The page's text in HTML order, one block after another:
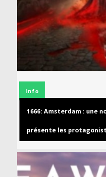
Info
1666: Amsterdam : une
présente les